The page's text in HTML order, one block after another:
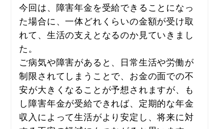
今回は、障害年金を受給できることになっ
た場合に、一体どれくらいの金額が受け取
れて、生活の支えとなるのか見ていきまし
た。
ご病気や障害があると、日常生活や労働が
制限されてしまうことで、お金の面での不
安が大きくなることが予想されますが、も
し障害年金が受給できれば、定期的な年金
収入によって生活がより安定し、将来に対